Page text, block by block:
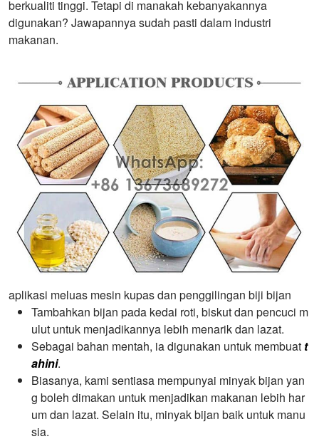
berkualiti tinggi. Tetapi di manakah kebanyakannya
digunakan? Jawapannya sudah pasti dalam industri
makanan.
aplikasi meluas mesin kupas dan penggilingan biji bijan
Tambahkan bijan pada kedai roti, biskut dan pencuci m
ulut untuk menjadikannya lebih menarik dan lazat.
Sebagai bahan mentah, ia digunakan untuk membuat t
ahini.
Biasanya, kami sentiasa mempunyai minyak bijan yan
g boleh dimakan untuk menjadikan makanan lebih har
um dan lazat. Selain itu, minyak bijan baik untuk manu
sia.